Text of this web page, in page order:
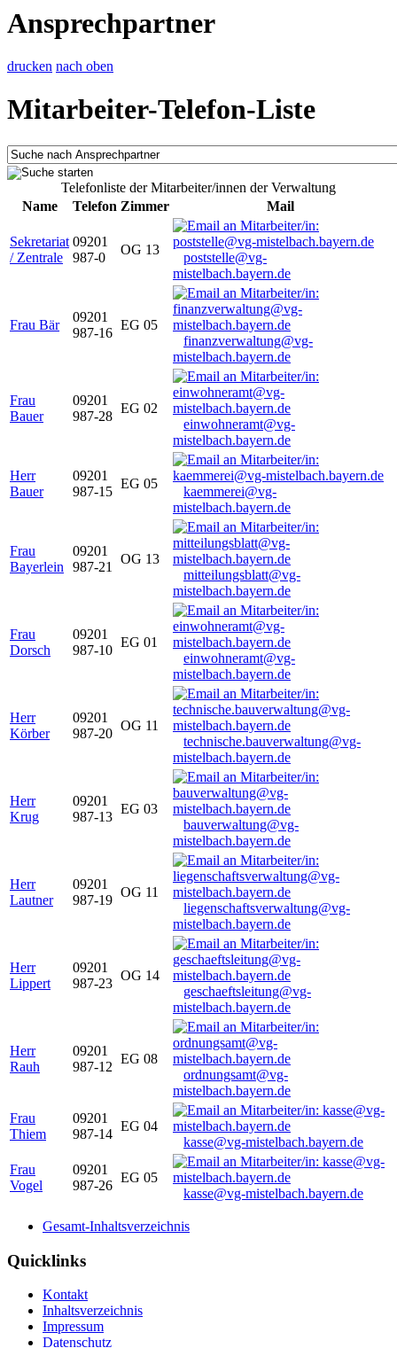
Ansprechpartner
drucken nach oben
Mitarbeiter-Telefon-Liste
Telefonliste der Mitarbeiter/innen der Verwaltung
Name
Telefon Zimmer Mail
Sekretariat
/ Zentrale
09201
987-0
OG 13
poststelle@vg-
mistelbach.bayern.de
Frau Bär
09201
987-16
EG 05
finanzverwaltung@vg-
mistelbach.bayern.de
Frau
Bauer
09201
987-28
EG 02
einwohneramt@vg-
mistelbach.bayern.de
Herr
Bauer
09201
987-15
EG 05
kaemmerei@vg-
mistelbach.bayern.de
Frau
Bayerlein
09201
987-21
OG 13
mitteilungsblatt@vg-
mistelbach.bayern.de
Frau
Dorsch
09201
987-10
EG 01
einwohneramt@vg-
mistelbach.bayern.de
Herr
Körber
09201
987-20
OG 11
technische.bauverwaltung@vg-
mistelbach.bayern.de
Herr
Krug
09201
987-13
EG 03
bauverwaltung@vg-
mistelbach.bayern.de
Herr
Lautner
09201
987-19
OG 11
liegenschaftsverwaltung@vg-
mistelbach.bayern.de
Herr
Lippert
09201
987-23
OG 14
geschaeftsleitung@vg-
mistelbach.bayern.de
Herr
Rauh
09201
987-12
EG 08
ordnungsamt@vg-
mistelbach.bayern.de
Frau
Thiem
09201
987-14
EG 04
kasse@vg-mistelbach.bayern.de
Frau
Vogel
09201
987-26
EG 05
kasse@vg-mistelbach.bayern.de
Gesamt-Inhaltsverzeichnis
Quicklinks
Kontakt
Inhaltsverzeichnis
Impressum
Datenschutz